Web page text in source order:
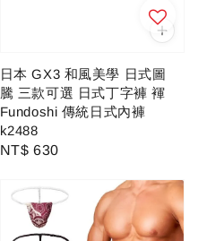
日本 GX3 和風美學 日式圖
騰 三款可選 日式丁字褲 褌
Fundoshi 傳統日式內褲
k2488
Regular
NT$ 630